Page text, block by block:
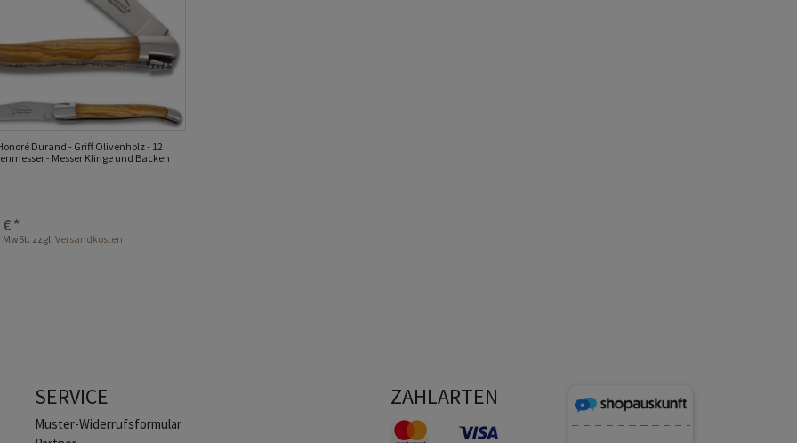
Durand - Griff Olivenholz - 12
- Messer Klinge und Backen
*
MwSt. zzgl.Versandkosten
SERVICE
Muster-Widerrufsformular
ZAHLARTEN